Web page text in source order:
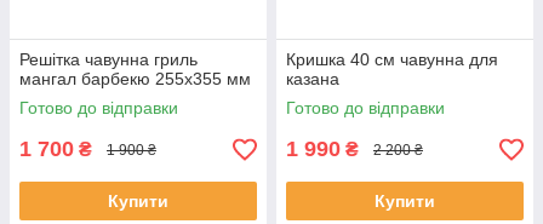
Решітка чавунна гриль
мангал барбекю 255х355 мм
Готово до відправки
1 700 ₴ 1 900 ₴
Купити
Кришка 40 см чавунна для
казана
Готово до відправки
1 990 ₴ 2 200 ₴
Купити